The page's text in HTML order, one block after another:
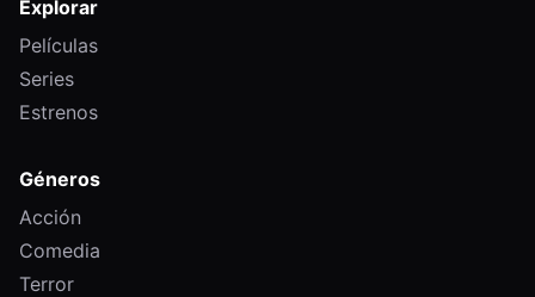
Explorar
Películas
Series
Estrenos
Géneros
Acción
Comedia
Terror